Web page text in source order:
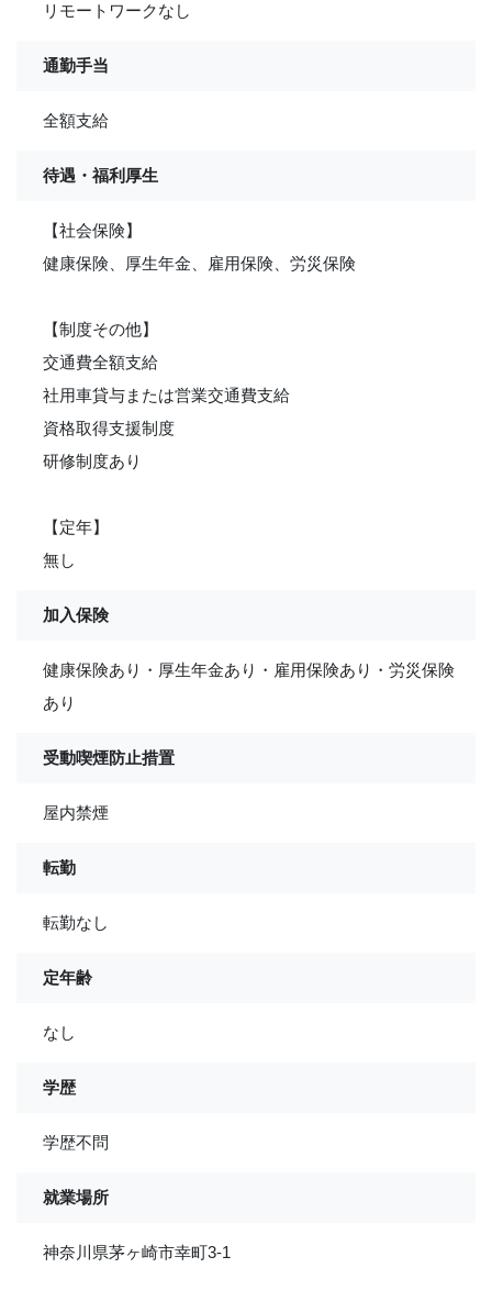
リモートワークなし
通勤手当
全額支給
待遇・福利厚生
【社会保険】
健康保険、厚生年金、雇用保険、労災保険
【制度その他】
交通費全額支給
社用車貸与または営業交通費支給
資格取得支援制度
研修制度あり
【定年】
無し
加入保険
健康保険あり・厚生年金あり・雇用保険あり・労災保険
あり
受動喫煙防止措置
屋内禁煙
転勤
転勤なし
定年齢
なし
学歴
学歴不問
就業場所
神奈川県茅ヶ崎市幸町3-1